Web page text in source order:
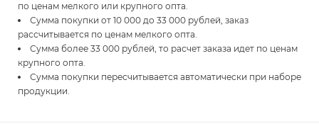
по ценам мелкого или крупного опта.
Сумма покупки от 10 000 до 33 000 рублей, заказ
рассчитывается по ценам мелкого опта.
Сумма более 33 000 рублей, то расчет заказа идет по ценам
крупного опта.
Сумма покупки пересчитывается автоматически при наборе
продукции.